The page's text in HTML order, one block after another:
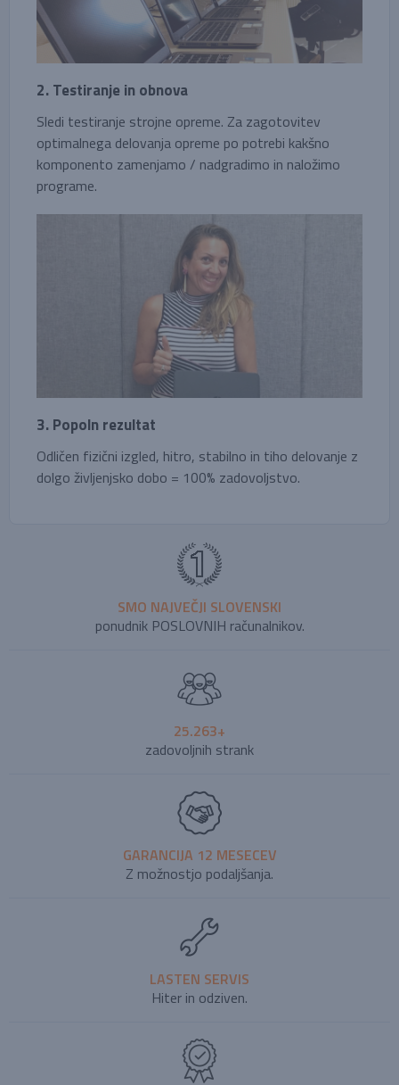
2. Testiranje in obnova
Sledi testiranje strojne opreme. Za zagotovitev
optimalnega delovanja opreme po potrebi kakšno
komponento zamenjamo / nadgradimo in naložimo
programe.
3. Popoln rezultat
Odličen fizični izgled, hitro, stabilno in tiho delovanje z
dolgo življenjsko dobo = 100% zadovoljstvo.
SMO NAJVEČJI SLOVENSKI
ponudnik POSLOVNIH računalnikov.
25.263+
zadovoljnih strank
GARANCIJA 12 MESECEV
Z možnostjo podaljšanja.
LASTEN SERVIS
Hiter in odziven.